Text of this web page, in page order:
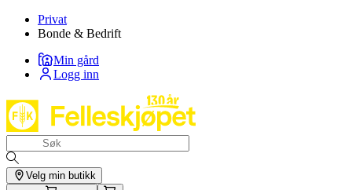
Privat
Bonde & Bedrift
Min gård
Logg inn
Velg min butikk